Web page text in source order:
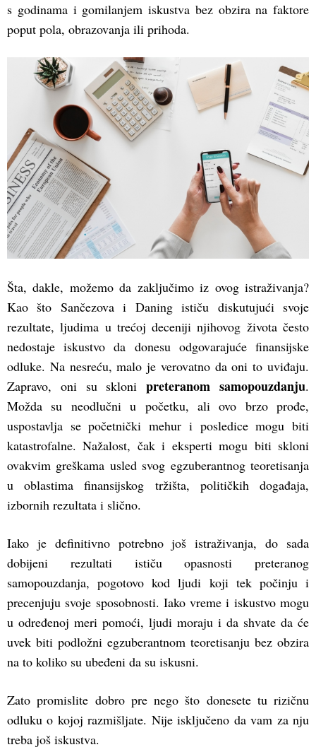
s godinama i gomilanjem iskustva bez obzira na faktore
poput pola, obrazovanja ili prihoda.
Šta, dakle, možemo da zaključimo iz ovog istraživanja?
Kao što Sančezova i Daning ističu diskutujući svoje
rezultate, ljudima u trećoj deceniji njihovog života često
nedostaje iskustvo da donesu odgovarajuće finansijske
odluke. Na nesreću, malo je verovatno da oni to uviđaju.
Zapravo, oni su sklonipreteranom samopouzdanju.
Možda su neodlučni u početku, ali ovo brzo prođe,
uspostavlja se početnički mehur i posledice mogu biti
katastrofalne. Nažalost, čak i eksperti mogu biti skloni
ovakvim greškama usled svog egzuberantnog teoretisanja
u oblastima finansijskog tržišta, političkih događaja,
izbornih rezultata i slično.
Iako je definitivno potrebno još istraživanja, do sada
dobijeni rezultati ističu opasnosti preteranog
samopouzdanja, pogotovo kod ljudi koji tek počinju i
precenjuju svoje sposobnosti. Iako vreme i iskustvo mogu
u određenoj meri pomoći, ljudi moraju i da shvate da će
uvek biti podložni egzuberantnom teoretisanju bez obzira
na to koliko su ubeđeni da su iskusni.
Zato promislite dobro pre nego što donesete tu rizičnu
odluku o kojoj razmišljate. Nije isključeno da vam za nju
treba još iskustva.